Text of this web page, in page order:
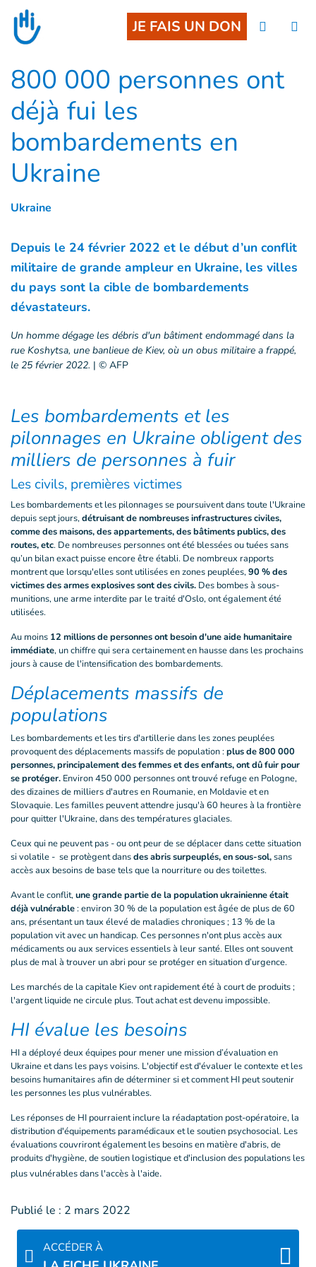
Goto main content
JE FAIS UN DON
800 000 personnes ont
déjà fui les
bombardements en
Ukraine
Ukraine
Depuis le 24 février 2022 et le début d’un conflit
militaire de grande ampleur en Ukraine, les villes
du pays sont la cible de bombardements
dévastateurs.
Un homme dégage les débris d'un bâtiment endommagé dans la
rue Koshytsa, une banlieue de Kiev, où un obus militaire a frappé,
le 25 février 2022. | © AFP
Les bombardements et les
pilonnages en Ukraine obligent des
milliers de personnes à fuir
Les civils, premières victimes
Les bombardements et les pilonnages se poursuivent dans toute l'Ukraine
depuis sept jours,détruisant de nombreuses infrastructures civiles,
comme des maisons, des appartements, des bâtiments publics, des
routes, etc. De nombreuses personnes ont été blessées ou tuées sans
qu’un bilan exact puisse encore être établi. De nombreux rapports
montrent que lorsqu'elles sont utilisées en zones peuplées,90 % des
victimes des armes explosives sont des civils. Des bombes à sous-
munitions, une arme interdite par le traité d'Oslo, ont également été
utilisées.
Au moins 12 millions de personnes ont besoin d'une aide humanitaire
immédiate, un chiffre qui sera certainement en hausse dans les prochains
jours à cause de l'intensification des bombardements.
Déplacements massifs de
populations
Les bombardements et les tirs d'artillerie dans les zones peuplées
provoquent des déplacements massifs de population : plus de 800 000
personnes, principalement des femmes et des enfants, ont dû fuir pour
se protéger. Environ 450 000 personnes ont trouvé refuge en Pologne,
des dizaines de milliers d'autres en Roumanie, en Moldavie et en
Slovaquie. Les familles peuvent attendre jusqu'à 60 heures à la frontière
pour quitter l'Ukraine, dans des températures glaciales.
Ceux qui ne peuvent pas - ou ont peur de se déplacer dans cette situation
si volatile - se protègent dansdes abris surpeuplés, en sous-sol,sans
accès aux besoins de base tels que la nourriture ou des toilettes.
Avant le conflit,une grande partie de la population ukrainienne était
déjà vulnérable: environ 30 % de la population est âgée de plus de 60
ans, présentant un taux élevé de maladies chroniques ; 13 % de la
population vit avec un handicap. Ces personnes n'ont plus accès aux
médicaments ou aux services essentiels à leur santé. Elles ont souvent
plus de mal à trouver un abri pour se protéger en situation d’urgence.
Les marchés de la capitale Kiev ont rapidement été à court de produits ;
l'argent liquide ne circule plus. Tout achat est devenu impossible.
HI évalue les besoins
HI a déployé deux équipes pour mener une mission d’évaluation en
Ukraine et dans les pays voisins. L'objectif est d'évaluer le contexte et les
besoins humanitaires afin de déterminer si et comment HI peut soutenir
les personnes les plus vulnérables.
Les réponses de HI pourraient inclure la réadaptation post-opératoire, la
distribution d'équipements paramédicaux et le soutien psychosocial. Les
évaluations couvriront également les besoins en matière d'abris, de
produits d'hygiène, de soutien logistique et d'inclusion des populations les
plus vulnérables dans l'accès à l'aide.
Publié le : 2 mars 2022
ACCÉDER À